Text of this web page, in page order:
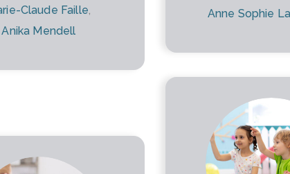
Claude Faille,
Anika Mendell
Anne Sophie